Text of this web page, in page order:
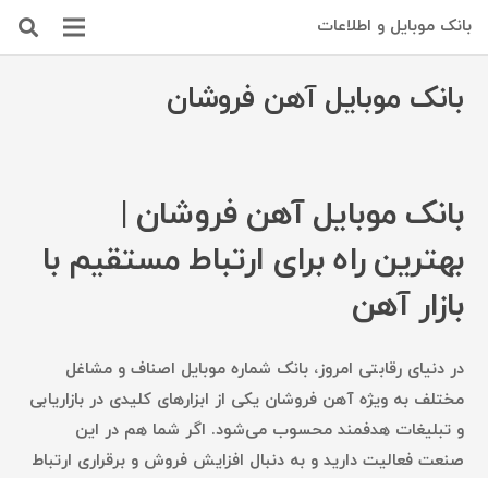
بانک موبایل و اطلاعات
بانک موبایل آهن فروشان
بانک موبایل آهن فروشان |
بهترین راه برای ارتباط مستقیم با
بازار آهن
در دنیای رقابتی امروز،بانک شماره موبایل اصناف ومشاغل
مختلف به ویژهآهن فروشان یکی از ابزارهای کلیدی دربازاریابی
و تبلیغات هدفمند محسوب می‌شود. اگر شما هم در این
صنعت فعالیت دارید و به دنبال افزایش فروش وبرقراری ارتباط